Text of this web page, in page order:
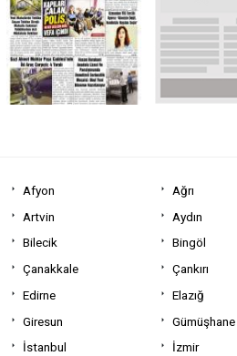
Afyon Ağrı
Artvin Aydın
Bilecik Bingöl
Çanakkale Çankırı
Edirne Elazığ
Giresun Gümüşhane
İstanbul İzmir